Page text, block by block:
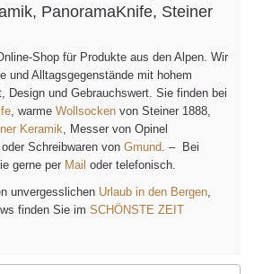
PanoramaKnife, Steiner
Shop für Produkte aus den Alpen. Wir
und Alltagsgegenstände mit hohem
Design und Gebrauchswert. Sie finden bei
, warme Wollsocken von Steiner 1888,
Keramik , Messer von Opinel
oder Schreibwaren von Gmund . – Bei
gerne per Mail oder telefonisch.
unvergesslichen Urlaub in den Bergen
finden Sie im SCHÖNSTE ZEIT